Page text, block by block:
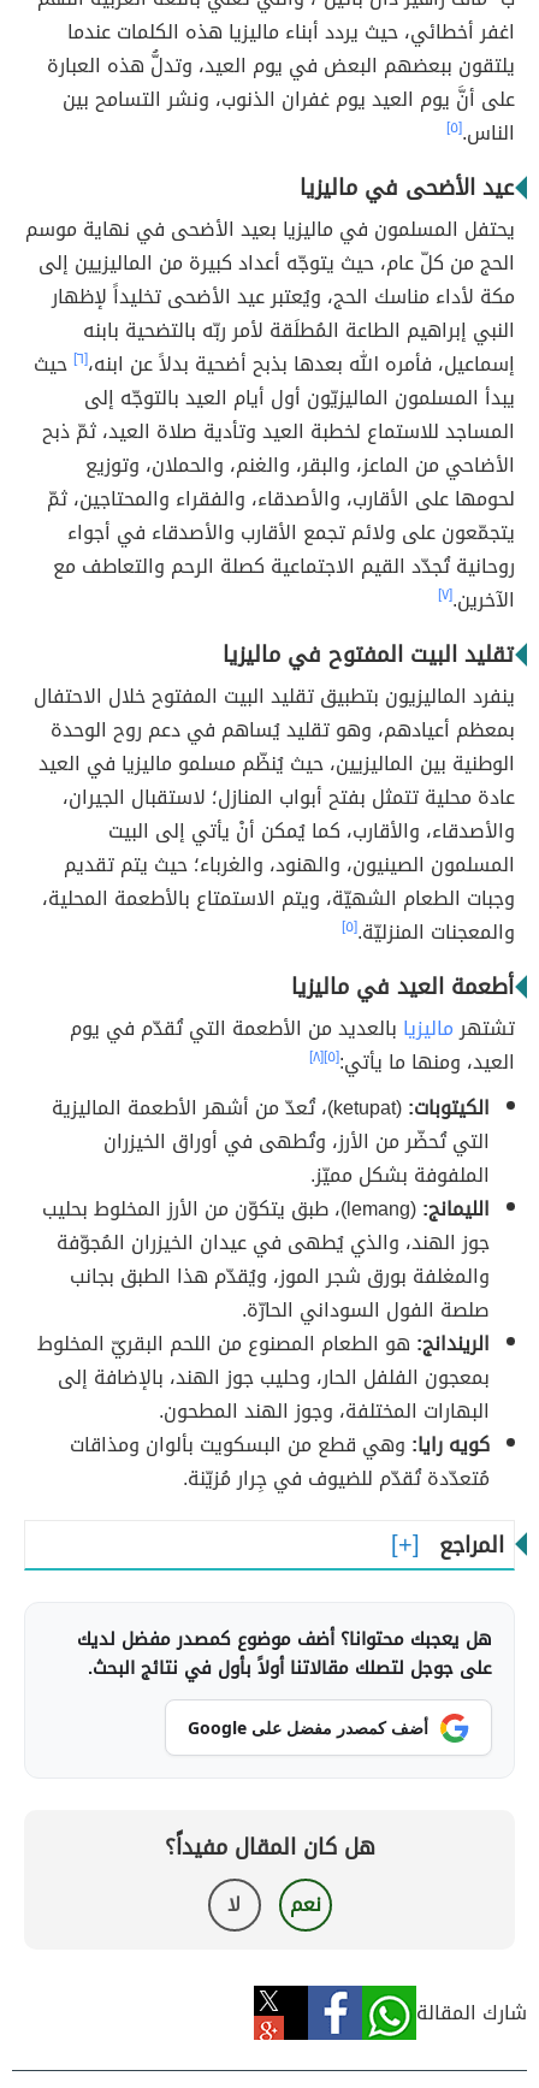
اغفر أخطائي، حيث يردد أبناء ماليزيا هذه الكلمات عندما
يلتقون ببعضهم البعض في يوم العيد، وتدلُّ هذه العبارة
على أنَّ يوم العيد يوم غفران الذنوب، ونشر التسامح بين
الناس.[٥]
عيد الأضحى في ماليزيا
يحتفل المسلمون في ماليزيا بعيد الأضحى في نهاية موسم
الحج من كلّ عام، حيث يتوجّه أعداد كبيرة من الماليزيين إلى
مكة لأداء مناسك الحج، ويُعتبر عيد الأضحى تخليداً لإظهار
النبي إبراهيم الطاعة المُطلَقة لأمر ربّه بالتضحية بابنه
إسماعيل، فأمره الله بعدها بذبح أضحية بدلاً عن ابنه،[٦]
حيث
يبدأ المسلمون الماليزيّون أول أيام العيد بالتوجّه إلى
المساجد للاستماع لخطبة العيد وتأدية صلاة العيد، ثمّ ذبح
الأضاحي من الماعز، والبقر، والغنم، والحملان، وتوزيع
لحومها على الأقارب، والأصدقاء، والفقراء والمحتاجين، ثمّ
يتجمّعون على ولائم تجمع الأقارب والأصدقاء في أجواء
روحانية تُجدّد القيم الاجتماعية كصلة الرحم والتعاطف مع
الآخرين.[٧]
تقليد البيت المفتوح في ماليزيا
ينفرد الماليزيون بتطبيق تقليد البيت المفتوح خلال الاحتفال
بمعظم أعيادهم، وهو تقليد يُساهم في دعم روح الوحدة
الوطنية بين الماليزيين، حيث يُنظّم مسلمو ماليزيا في العيد
عادة محلية تتمثل بفتح أبواب المنازل؛ لاستقبال الجيران،
والأصدقاء، والأقارب، كما يُمكن أنْ يأتي إلى البيت
المسلمون الصينيون، والهنود، والغرباء؛ حيث يتم تقديم
وجبات الطعام الشهيّة، ويتم الاستمتاع بالأطعمة المحلية،
والمعجنات المنزليّة.[٥]
أطعمة العيد في ماليزيا
تشتهرماليزيا بالعديد من الأطعمة التي تُقدّم في يوم
العيد، ومنها ما يأتي:[٥] [٨]
الكيتوبات:
(ketupat)، تُعدّ من أشهر الأطعمة الماليزية
التي تُحضّر من الأرز، وتُطهى في أوراق الخيزران
الملفوفة بشكل مميّز.
الليمانج:
(lemang)، طبق يتكوّن من الأرز المخلوط بحليب
جوز الهند، والذي يُطهى في عيدان الخيزران المُجوّفة
والمغلفة بورق شجر الموز، ويُقدّم هذا الطبق بجانب
صلصة الفول السوداني الحارّة.
الريندانج: هو الطعام المصنوع من اللحم البقريّ المخلوط
بمعجون الفلفل الحار، وحليب جوز الهند، بالإضافة إلى
البهارات المختلفة، وجوز الهند المطحون.
كويه رايا: وهي قطع من البسكويت بألوان ومذاقات
مُتعدّدة تُقدّم للضيوف في جِرار مُزيّنة.
المراجع
هل يعجبك محتوانا؟ أضف موضوع كمصدر مفضل لديك
على جوجل لتصلك مقالاتنا أولاً بأول في نتائج البحث.
أضف كمصدر مفضل على Google
هل كان المقال مفيداً؟
نعم لا
شارك المقالة